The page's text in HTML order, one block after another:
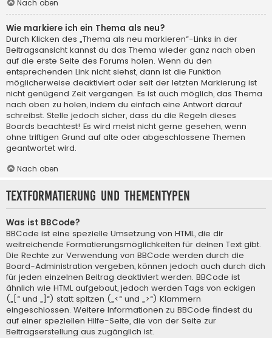
Nach oben
Wie markiere ich ein Thema als neu?
Durch Klicken des „Thema als neu markieren“-Links in der
Beitragsansicht kannst du das Thema wieder ganz nach oben
auf die erste Seite des Forums holen. Wenn du den
entsprechenden Link nicht siehst, dann ist die Funktion
möglicherweise deaktiviert oder seit der letzten Markierung ist
nicht genügend Zeit vergangen. Es ist auch möglich, das Thema
nach oben zu holen, indem du einfach eine Antwort darauf
schreibst. Stelle jedoch sicher, dass du die Regeln dieses
Boards beachtest! Es wird meist nicht gerne gesehen, wenn
ohne triftigen Grund auf alte oder abgeschlossene Themen
geantwortet wird.
Nach oben
Textformatierung und Thementypen
Was ist BBCode?
BBCode ist eine spezielle Umsetzung von HTML, die dir
weitreichende Formatierungsmöglichkeiten für deinen Text gibt.
Die Rechte zur Verwendung von BBCode werden durch die
Board-Administration vergeben, können jedoch auch durch dich
für jeden einzelnen Beitrag deaktiviert werden. BBCode ist
ähnlich wie HTML aufgebaut, jedoch werden Tags von eckigen
(„[“ und „]“) statt spitzen („<“ und „>“) Klammern
eingeschlossen. Weitere Informationen zu BBCode findest du
auf einer speziellen Hilfe-Seite, die von der Seite zur
Beitragserstellung aus zugänglich ist.